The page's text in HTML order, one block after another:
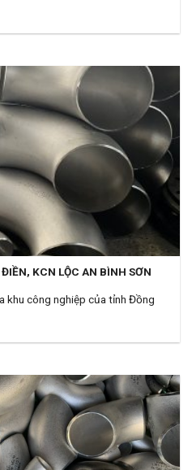
KCN LỘC AN BÌNH SƠN
khu công nghiệp của tỉnh Đồng